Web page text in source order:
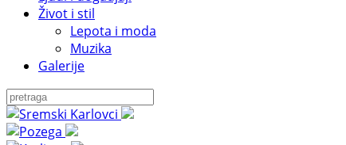
Život i stil
Lepota i moda
Muzika
Galerije